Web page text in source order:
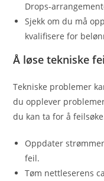
Drops-
Sjekk om du må
kvalifisere for
Å løse tekniske
Tekniske problemer
du opplever
du kan ta for å
Oppdater
feil.
Tøm nettleserens